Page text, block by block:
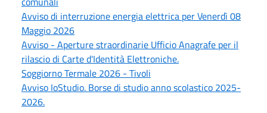
Avviso di interruzione energia elettrica per Venerdì 08
Maggio 2026
Avviso - Aperture straordinarie Ufficio Anagrafe per il
rilascio di Carte d'Identità Elettroniche.
Soggiorno Termale 2026 - Tivoli
Avviso IoStudio. Borse di studio anno scolastico 2025-
2026.